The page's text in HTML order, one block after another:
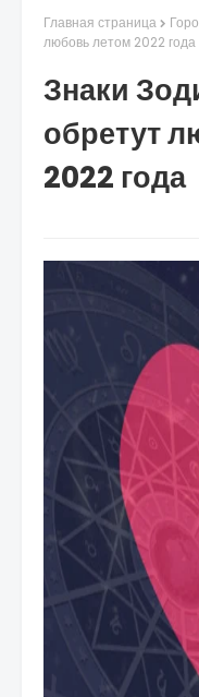
Главная страница
любовь летом 2022 года
Знаки
обретут
2022 года